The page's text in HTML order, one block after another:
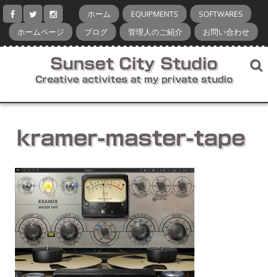
コ
ッ
ホーム EQUIPMENTS
SOFTWARES
ホームページ
ブログ 管理人のご紹介 お問い合わせ
Sunset City Studio
Creative activites at my private studio
kramer-master-tape